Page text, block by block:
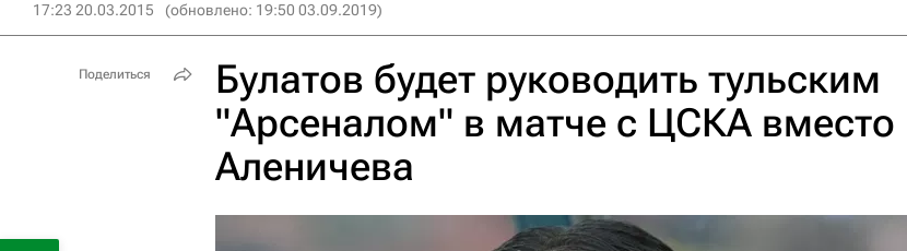
17:23 20.03.2015 (обновлено: 19:50 03.09.2019)
Булатов будет руководить тульским
"Арсеналом" в матче с ЦСКА вместо
Аленичева
Поделиться